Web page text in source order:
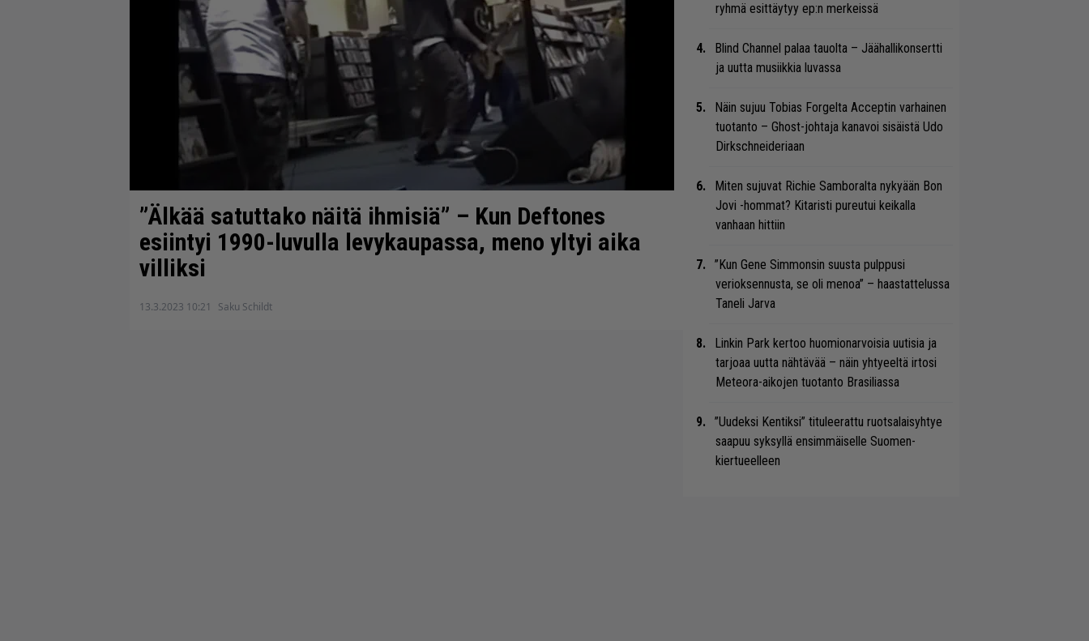
”Älkää satuttako näitä ihmisiä” – Kun Deftones
esiintyi 1990-luvulla levykaupassa, meno yltyi aika
villiksi
13.3.2023 10:21 Saku Schildt
ryhmä esittäytyy ep:n merkeissä
Blind Channel palaa tauolta – Jäähallikonsertti
ja uutta musiikkia luvassa
Näin sujuu Tobias Forgelta Acceptin varhainen
tuotanto – Ghost-johtaja kanavoi sisäistä Udo
Dirkschneideriaan
Miten sujuvat Richie Samboralta nykyään Bon
Jovi -hommat? Kitaristi pureutui keikalla
vanhaan hittiin
”Kun Gene Simmonsin suusta pulppusi
verioksennusta, se oli menoa” – haastattelussa
Taneli Jarva
Linkin Park kertoo huomionarvoisia uutisia ja
tarjoaa uutta nähtävää – näin yhtyeeltä irtosi
Meteora-aikojen tuotanto Brasiliassa
”Uudeksi Kentiksi” tituleerattu ruotsalaisyhtye
saapuu syksyllä ensimmäiselle Suomen-
kiertueelleen